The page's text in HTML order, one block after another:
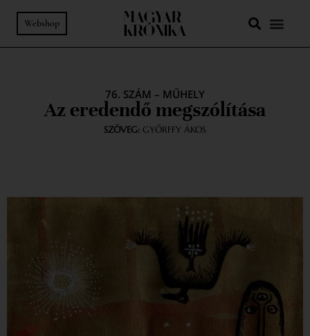
Webshop
76. SZÁM – MŰHELY
Az eredendő megszólítása
SZÖVEG: GYŐRFFY ÁKOS